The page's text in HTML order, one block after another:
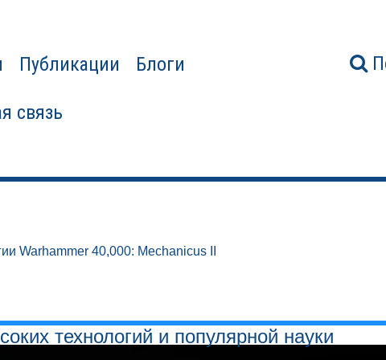
Публикации Блоги
связь
Warhammer 40,000: Mechanicus II
технологий и популярной науки